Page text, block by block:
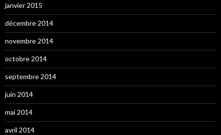
janvier 2015
décembre 2014
novembre 2014
octobre 2014
septembre 2014
juin 2014
mai 2014
avril 2014